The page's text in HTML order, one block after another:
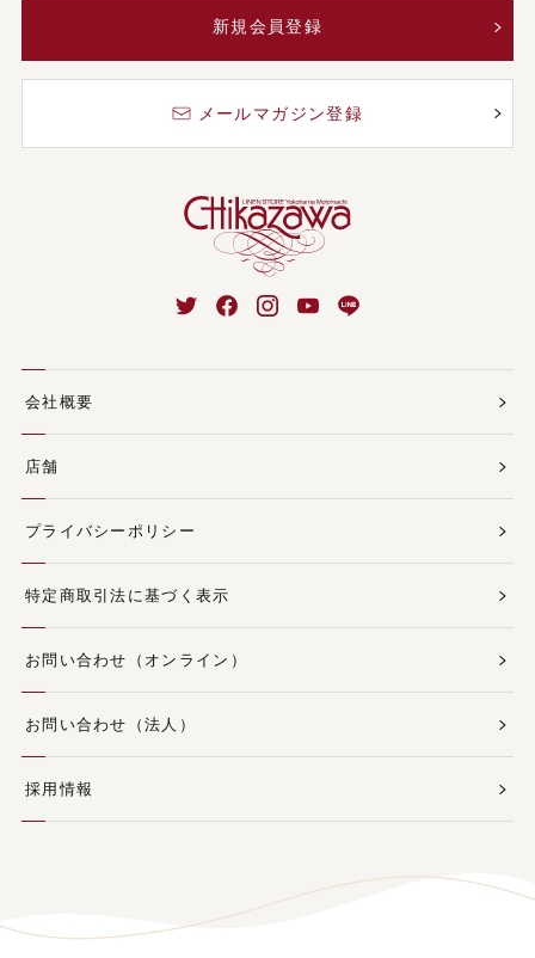
新規会員登録
メールマガジン登録
会社概要
店舗
プライバシーポリシー
特定商取引法に基づく表示
お問い合わせ（オンライン）
お問い合わせ（法人）
採用情報